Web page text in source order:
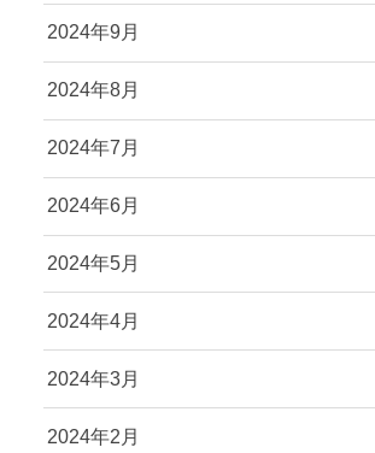
2024年9月
2024年8月
2024年7月
2024年6月
2024年5月
2024年4月
2024年3月
2024年2月